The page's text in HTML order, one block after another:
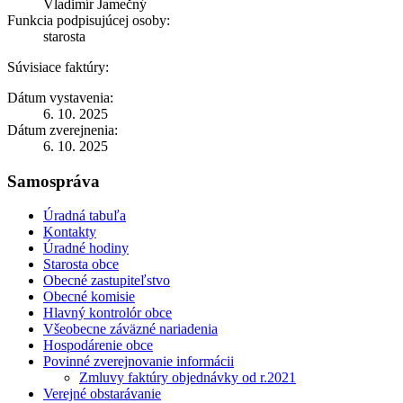
Vladimír Jamečný
Funkcia podpisujúcej osoby:
starosta
Súvisiace faktúry:
Dátum vystavenia:
6. 10. 2025
Dátum zverejnenia:
6. 10. 2025
Samospráva
Úradná tabuľa
Kontakty
Úradné hodiny
Starosta obce
Obecné zastupiteľstvo
Obecné komisie
Hlavný kontrolór obce
Všeobecne záväzné nariadenia
Hospodárenie obce
Povinné zverejnovanie informácii
Zmluvy faktúry objednávky od r.2021
Verejné obstarávanie